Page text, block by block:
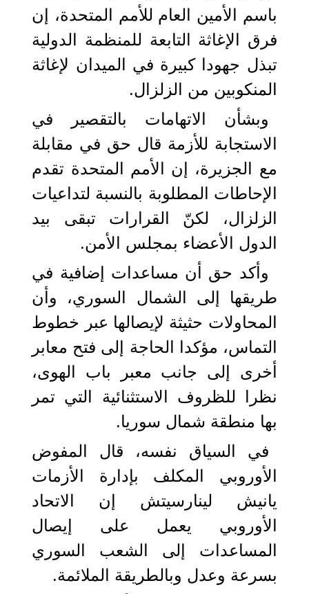
باسم الأمين العام للأمم المتحدة، إن
فرق الإغاثة التابعة للمنظمة الدولية
تبذل جهودا كبيرة في الميدان لإغاثة
المنكوبين من الزلزال.
وبشأن الاتهامات بالتقصير في
الاستجابة للأزمة قال حق في مقابلة
مع الجزيرة، إن الأمم المتحدة تقدم
الإحاطات المطلوبة بالنسبة لتداعيات
الزلزال، لكنّ القرارات تبقى بيد
الدول الأعضاء بمجلس الأمن.
وأكد حق أن مساعدات إضافية في
طريقها إلى الشمال السوري، وأن
المحاولات حثيثة لإيصالها عبر خطوط
التماس، مؤكدا الحاجة إلى فتح معابر
أخرى إلى جانب معبر باب الهوى،
نظرا للظروف الاستثنائية التي تمر
بها منطقة شمال سوريا.
في السياق نفسه، قال المفوض
الأوروبي المكلف بإدارة الأزمات
يانيش لينارسيتش إن الاتحاد
الأوروبي يعمل على إيصال
المساعدات إلى الشعب السوري
بسرعة وعدل وبالطريقة الملائمة.